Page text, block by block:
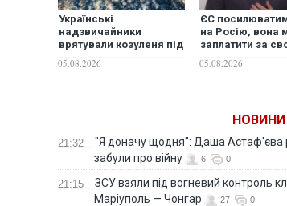
Українські
надзвичайники
врятували козуленя під
масштабної лісової
05.08.2026
ЄС
на Росію, вона
заплатити за
після
05.08.2026
НОВИНИ
21:32
"Я доначу щодня": Даша Астаф'єва
забули про війну
6 0
21:15
ЗСУ взяли під вогневий контроль
Маріуполь — Чонгар
27 0